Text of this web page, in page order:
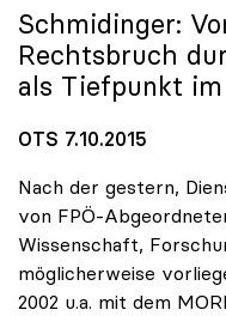
Schmidinger:
Rechtsbruch
als Tiefpunkt
OTS 7.10.2015
Nach der gestern,
von FPÖ-
Wissenschaft,
möglicherweise
2002 u.a. mit dem